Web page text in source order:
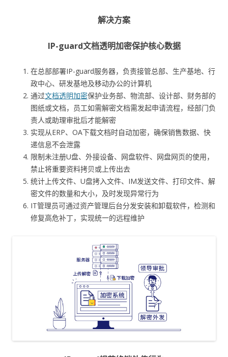
解决方案
IP-guard文档透明加密保护核心数据
在总部部署IP-guard服务器，负责接管总部、生产基地、行
政中心、研发基地及移动办公的计算机
通过文档透明加密保护业务部、物流部、设计部、财务部的
图纸或文档，员工如需解密文档需发起申请流程，经部门负
责人或助理审批后才能解密
实现从ERP、OA下载文档时自动加密，确保销售数据、快
递信息不会泄露
限制未注册U盘、外接设备、网盘软件、网盘网页的使用，
禁止将重要资料拷贝或上传出去
统计上传文件、U盘拷入文件、IM发送文件、打印文件、解
密文件的数量和大小，及时发现异常行为
IT管理员可通过资产管理后台分发安装和卸载软件，检测和
修复高危补丁，实现统一的远程维护